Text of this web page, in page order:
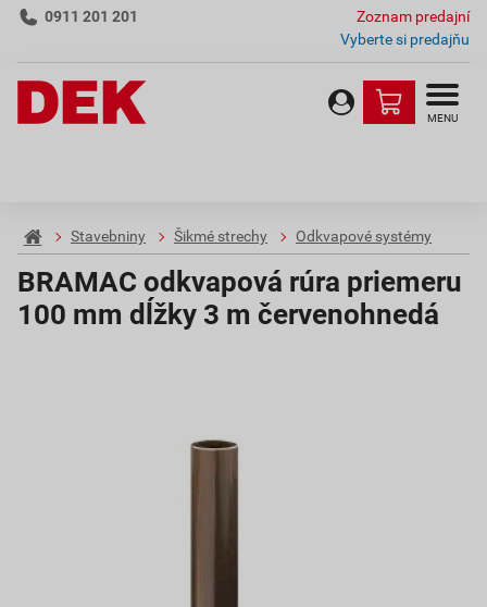
0911 201 201
Zoznam predajní
Vyberte si predajňu
MENU
Stavebniny Šikmé strechy Odkvapové systémy
BRAMAC odkvapová rúra priemeru
100 mm dĺžky 3 m červenohnedá